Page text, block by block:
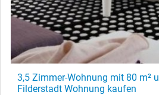
3,5 Zimmer-Wohnung mit 80 m²
Filderstadt Wohnung kaufen